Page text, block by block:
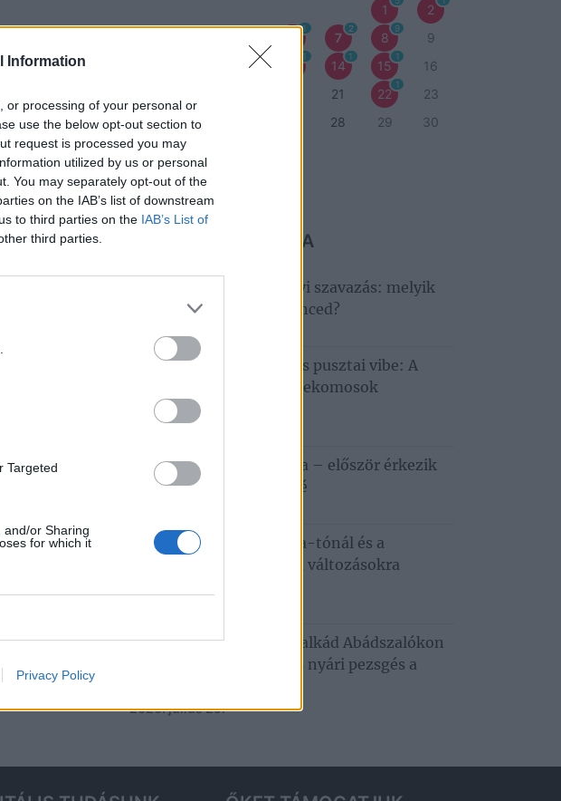
Information
or processing of your personal or
use the below opt-out section to
request is processed you may
utilized by us or personal
You may separately opt-out of the
on the IAB’s list of downstream
to third parties on the IAB’s List of
third parties.
Targeted
and/or Sharing
for which it
Privacy Policy
1 2
1
7
2
8
9
9
12
1 1
14
1
15
1
16
21 22
1
23
24
25 28 29
30
31
heti program
NE MARADJ LE RÓLA
Elindult a nagy Tisza‑tavi szavazás: melyik
vendéglátóhely a kedvenced?
Csillagles, Hiperkarma és pusztai vibe: A
Hortobágyon zárul a Telekomosok
Fesztiválja
Budapestről a Tisza-tóra – először érkezik
Tiszafüredre a Haccacáré
Rendkívüli hőség a Tisza-tónál és a
Hortobágyon – ezekre a változásokra
Augusztusi programkavalkád Abádszalókon
– koncert, tánc, mozi és nyári pezsgés a
2026. július 29.